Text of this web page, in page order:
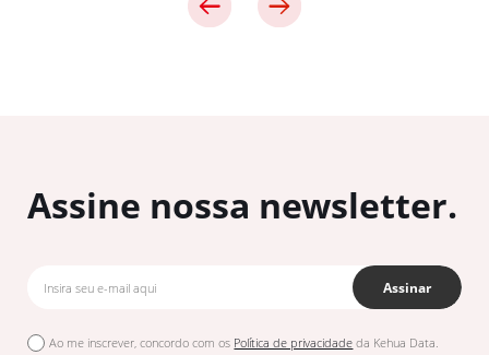
Assine nossa newsletter.
Assinar
Ao me inscrever, concordo com os Política de privacidade da Kehua Data.